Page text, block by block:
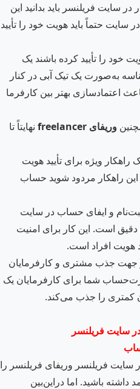
در سایت فریلنسر باید بدانید این
حتماً باید هویت خود را تأیید
خود را تأیید کرده باشند یک
به‌صورت یک تیک آبی در کنار
اعتمادسازی بهتر بین کارفرما
وریفای freelancer نهایتاً تا
ویژه برای تأیید هویت
این راهکار مردود شوید حساب
و ایفای حساب در سایت
دقیق است. این کار برای امنیت
هویت افراد است.
جهت جذب مشتری و کارفرمایان
شما برای کارفرمایان یک
کمتری را جذب می‌کند.
سایت فریلنسر
سایت فریلنسر وریفای فریلنسر را
داشته باشید. اما دراین‌بین